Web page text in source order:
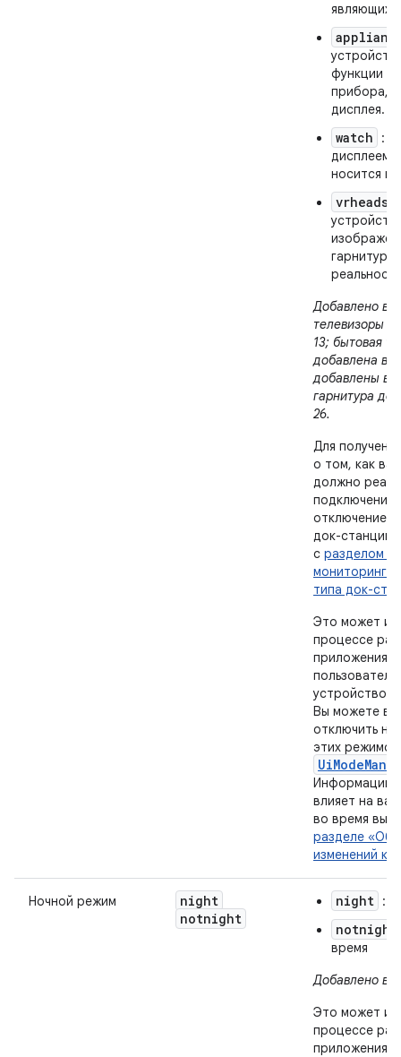
функции
прибора,
дисплея.
watch
:
дисплеем,
носится
гарнитуре
Добавлено в
телевизоры
13; бытовая
добавлена ​​в
добавлены в
гарнитура
26.
Для
о том, как
должно
подключение
отключение
док-станции,
с разделом
мониторинг
типа док-
Это может
процессе
приложения,
устройство
Вы можете
отключить
этих
Информацию
влияет на
во время
разделе
изменений
Ночной режим
night
notnight
night :
notnight
время
Добавлено в
Это может
процессе
приложения,